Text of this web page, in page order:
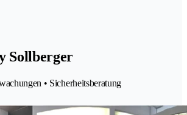
Sollberger
• Sicherheitsberatung